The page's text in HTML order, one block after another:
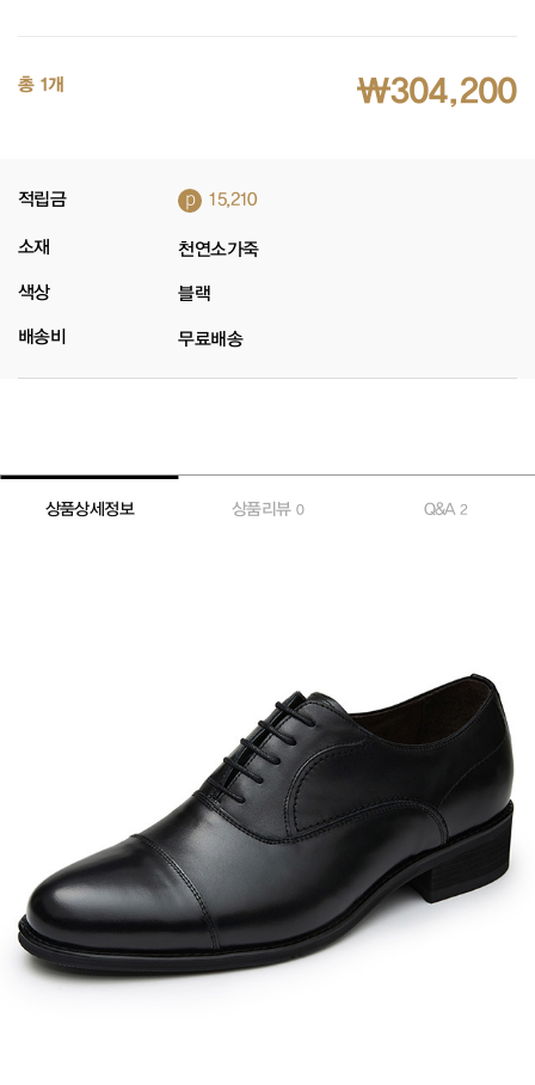
총 1개 ₩304,200
적립금 p 15,210
소재 천연소가죽
색상 블랙
배송비 무료배송
상품상세정보 상품리뷰 0 Q&A 2